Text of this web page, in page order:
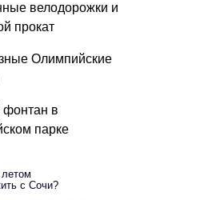
велодорожки и
прокат
Олимпийские
в
парке
с Сочи?